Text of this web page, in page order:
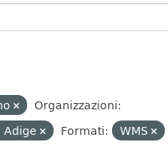
Organizzazioni:
Adige
Formati: WMS